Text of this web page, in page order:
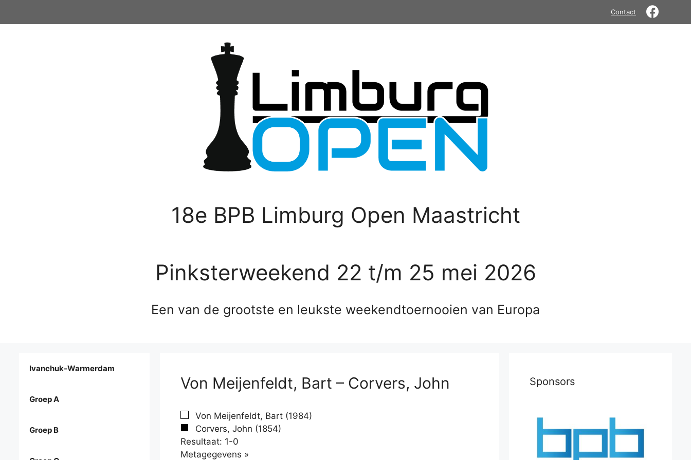
Contact
18e BPB Limburg Open Maastricht
Pinksterweekend 22 t/m 25 mei 2026
Een van de grootste en leukste weekendtoernooien van Europa
Von Meijenfeldt, Bart – Corvers, John
Von Meijenfeldt, Bart (1984)
Corvers, John (1854)
Resultaat: 1-0
Metagegevens »
Ivanchuk-Warmerdam
Groep A
Groep B
Sponsors